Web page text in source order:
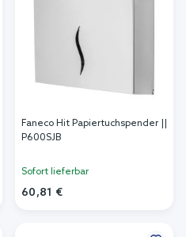
Faneco Hit Papiertuchspender ||
P600SJB
Sofort lieferbar
60,81 €